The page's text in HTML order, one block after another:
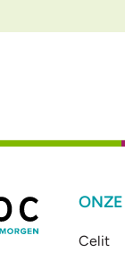
Celit